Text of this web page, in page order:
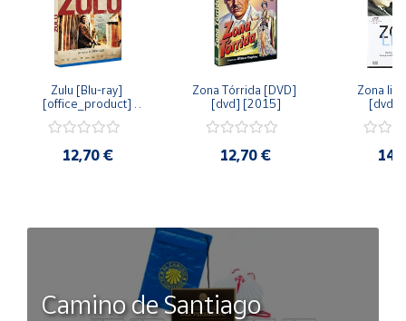
Zulu [Blu-ray]
[office_product]
12,70 €
Zona Tórrida [DVD]
[dvd] [2015]
12,70 €
Zona
[dvd]
Camino de Santiago